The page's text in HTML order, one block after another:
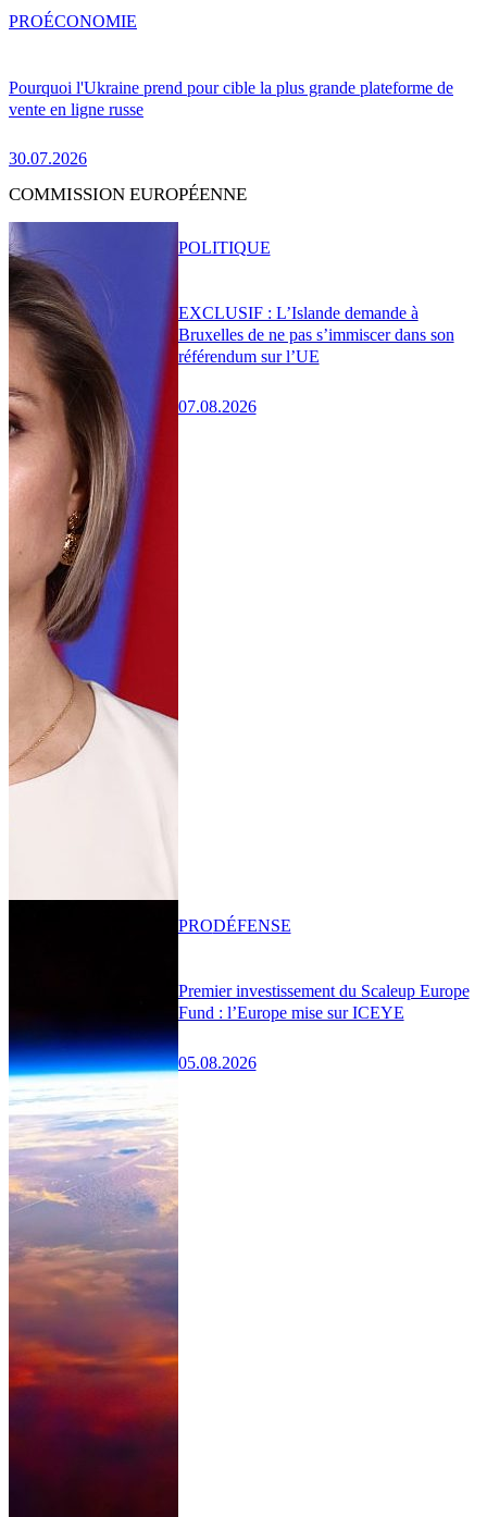
Pourquoi l'Ukraine prend pour cible la plus grande plateforme de
vente en ligne russe
30.07.2026
PROÉCONOMIE
COMMISSION EUROPÉENNE
EXCLUSIF : L’Islande demande à
Bruxelles de ne pas s’immiscer dans son
référendum sur l’UE
07.08.2026
POLITIQUE
Premier investissement du Scaleup Europe
Fund : l’Europe mise sur ICEYE
05.08.2026
PRODÉFENSE